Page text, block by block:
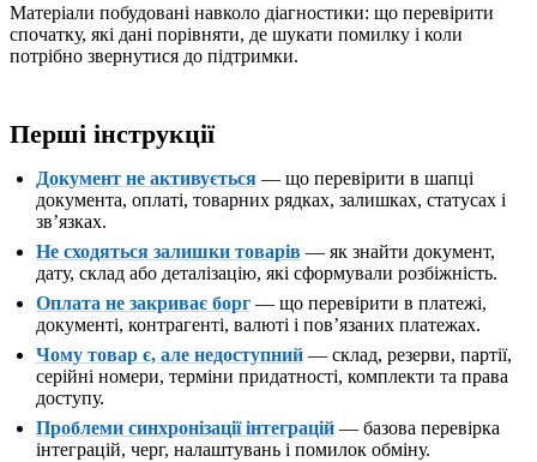
Матеріали побудовані навколо діагностики: що перевірити
спочатку, які дані порівняти, де шукати помилку і коли
потрібно звернутися до підтримки.
Перші інструкції
Документ не активується— що перевірити в шапці
документа, оплаті, товарних рядках, залишках, статусах і
звʼязках.
Не сходяться залишки товарів — як знайти документ,
дату, склад або деталізацію, які сформували розбіжність.
Оплата не закриває борг— що перевірити в платежі,
документі, контрагенті, валюті і повʼязаних платежах.
Чому товар є, але недоступний— склад, резерви, партії,
серійні номери, терміни придатності, комплекти та права
доступу.
Проблеми синхронізації інтеграцій— базова перевірка
інтеграцій, черг, налаштувань і помилок обміну.